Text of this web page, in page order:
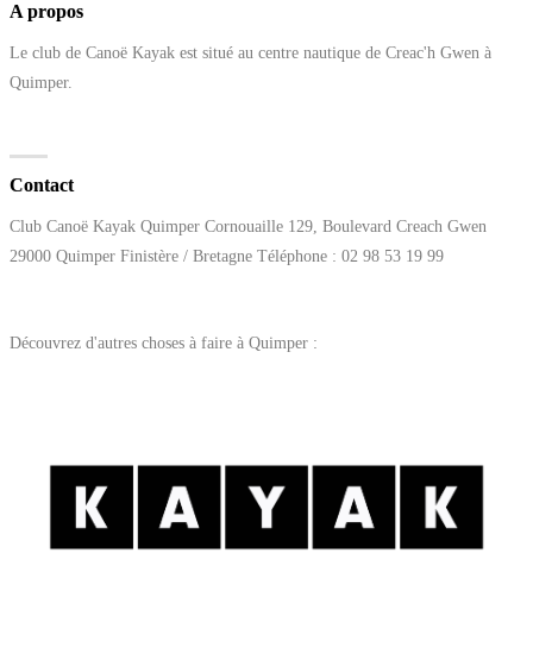
A propos
Le club de Canoë Kayak est situé au centre nautique de Creac'h Gwen à
Quimper.
Contact
Club Canoë Kayak Quimper Cornouaille 129, Boulevard Creach Gwen
29000 Quimper Finistère / Bretagne Téléphone : 02 98 53 19 99
Découvrez d'autres choses à faire à Quimper :